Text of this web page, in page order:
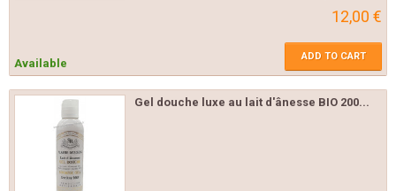
12,00 €
Available
ADD TO CART
Gel douche luxe au lait d'ânesse BIO 200...